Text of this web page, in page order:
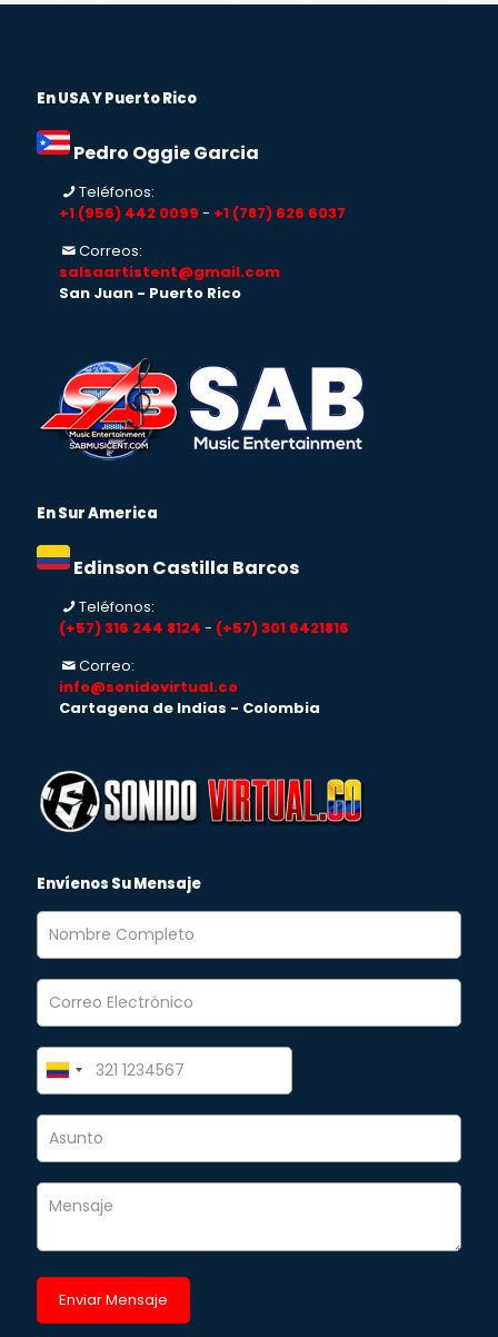
En USA Y Puerto Rico
Pedro Oggie Garcia
Teléfonos:
+1 (956) 442 0099 - +1 (787) 626 6037
Correos:
salsaartistent@gmail.com
San Juan - Puerto Rico
En Sur America
Edinson Castilla Barcos
Teléfonos:
(+57) 316 244 8124 - (+57) 301 6421816
Correo:
info@sonidovirtual.co
Cartagena de Indias - Colombia
Envíenos Su Mensaje